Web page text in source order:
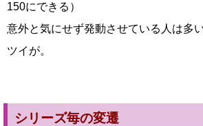
150にできる）
意外と気にせず発動させている人は多
ツイが。
シリーズ毎の変遷